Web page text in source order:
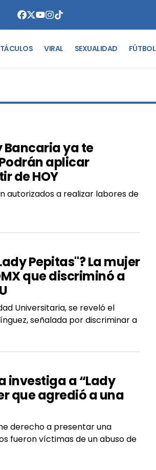
VIRAL SEXUALIDAD FÚTBOL
Bancaria ya te
aplicar
de HOY
autorizados a realizar labores de
Pepitas"? La mujer
que discriminó a
Universitaria, se reveló el
señalada por discriminar a
investiga a “Lady
que agredió a una
derecho a presentar una
fueron víctimas de un abuso de